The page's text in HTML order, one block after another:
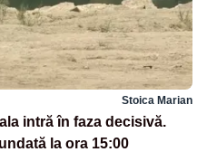
Stoica Marian
intră în faza decisivă.
la ora 15:00